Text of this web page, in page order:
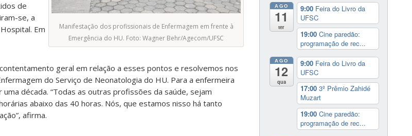
Manifestação dos profissionais de Enfermagem em frente à
Emergência do HU. Foto: Wagner Behr/Agecom/UFSC
de
se, a
Em
geral em relação a esses pontos e resolvemos nos
do Serviço de Neonatologia do HU. Para a enfermeira
década. “Todas as outras profissões da saúde, sejam
abaixo das 40 horas. Nós, que estamos nisso há tanto
afirma.
AGO
11
ter
9:00 Feira do Livro da
UFSC
19:00 Cine paredão:
programação de rec...
AGO
12
qua
9:00 Feira do Livro da
UFSC
17:00 3º Prêmio Zahidé
Muzart
19:00 Cine paredão:
programação de rec...